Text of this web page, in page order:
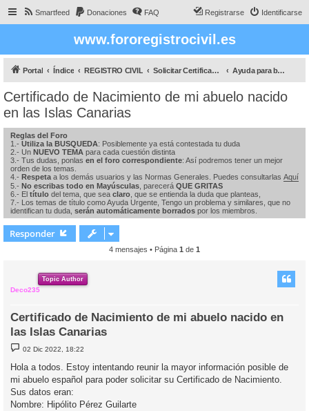
Smartfeed Donaciones FAQ Identificarse
Registrarse
www.fororegistrocivil.es
Portal Índice REGISTRO CIVIL Solicitar Certificados Ayuda para buscar a tus antepasados
Certificado de Nacimiento de mi abuelo nacido
en las Islas Canarias
Reglas del Foro
1.- Utiliza la BUSQUEDA: Posiblemente ya está contestada tu duda
2.- Un NUEVO TEMA para cada cuestión distinta
3.- Tus dudas, ponlas en el foro correspondiente: Así podremos tener un mejor
orden de los temas.
4.- Respeta a los demás usuarios y las Normas Generales. Puedes consultarlas Aquí
5.- No escribas todo en Mayúsculas , parecerá QUE GRITAS
6.- El título del tema, que sea claro , que se entienda la duda que planteas,
7.- Los temas de título como Ayuda Urgente, Tengo un problema y similares, que no
identifican tu duda, serán automáticamente borrados por los miembros.
Responder
4 mensajes • Página 1 de 1
Topic Author
Deco235
Certificado de Nacimiento de mi abuelo nacido en
las Islas Canarias
M
e
n
s
a
e
02 Dic 2022, 18:22
Hola a todos. Estoy intentando reunir la mayor información posible de
mi abuelo español para poder solicitar su Certificado de Nacimiento.
Sus datos eran:
Nombre: Hipólito Pérez Guilarte